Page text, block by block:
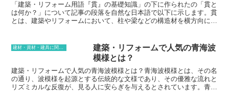
「建築・リフォーム用語『貫』の基礎知識」の下に作られたの「貫と
は何か？」について記事の段落を自然な日本語で以下に示します。貫
とは、建築やリフォームにおいて、柱や梁などの構造材を横方向につ
まざまな工法で使用されています。木造軸組工法では、貫は主に柱と
梁をつなぎ、建物を補強します。鉄骨軸組工法では、貫は主に梁と梁
をつなぎ、建物の強度を高めます。貫は、建物の強度を高める重要な
部材であり、建築やリフォームにおいて重要な役割を果たしていま
す。
建材・資材・建具に関する用語
建築・リフォームで人気の青海波
模様とは？
建築・リフォームで人気の青海波模様とは？青海波模様とは、その名
の通り、波模様を起源とする伝統的な文様であり、その優雅な流れと
リズミカルな反復が、見る人に安らぎを与えるとされています。青海